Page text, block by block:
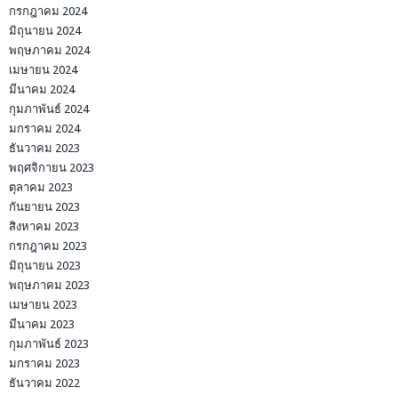
กรกฎาคม 2024
มิถุนายน 2024
พฤษภาคม 2024
เมษายน 2024
มีนาคม 2024
กุมภาพันธ์ 2024
มกราคม 2024
ธันวาคม 2023
พฤศจิกายน 2023
ตุลาคม 2023
กันยายน 2023
สิงหาคม 2023
กรกฎาคม 2023
มิถุนายน 2023
พฤษภาคม 2023
เมษายน 2023
มีนาคม 2023
กุมภาพันธ์ 2023
มกราคม 2023
ธันวาคม 2022